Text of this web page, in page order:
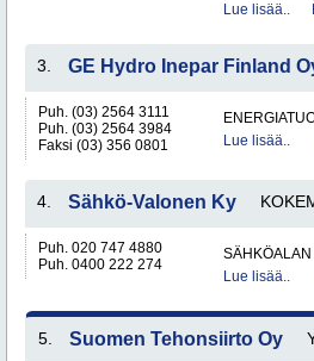
Lue lisää..
3. GE Hydro Inepar Finland
Puh. (03) 2564 3111
Puh. (03) 2564 3984
Faksi (03) 356 0801
Lue lisää..
4. Sähkö-Valonen Ky
Puh. 020 747 4880
Puh. 0400 222 274
SÄHKÖALAN
Lue lisää..
5. Suomen Tehonsiirto Oy